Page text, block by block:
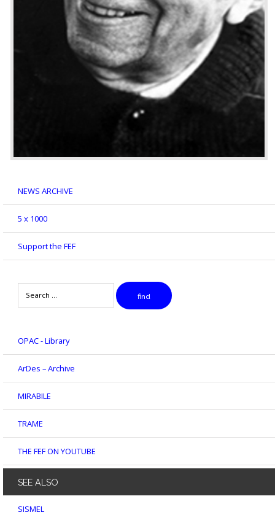
NEWS ARCHIVE
5 x 1000
Support the FEF
find
OPAC - Library
ArDes – Archive
MIRABILE
TRAME
THE FEF ON YOUTUBE
SEE ALSO
SISMEL